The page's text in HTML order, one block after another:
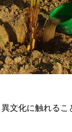
文化に触れる